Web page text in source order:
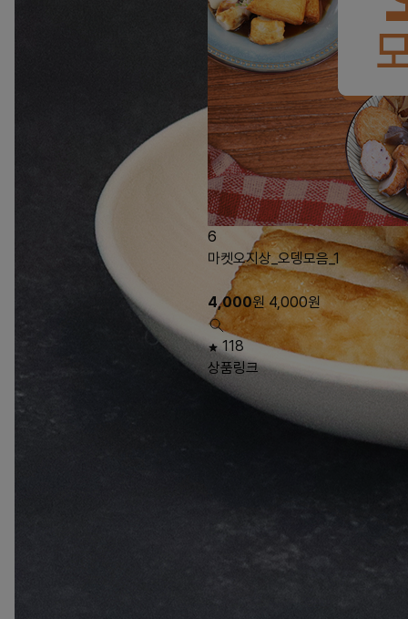
6
마켓오지상_오뎅모음_1
4,000원 4,000원
118
상품링크